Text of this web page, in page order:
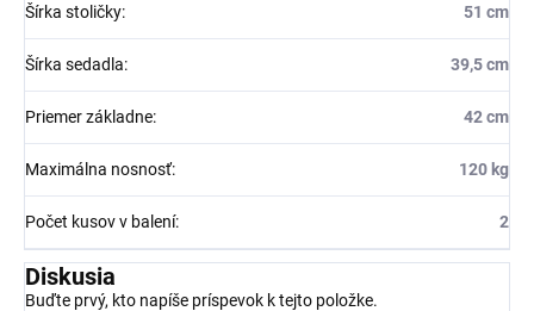
Šírka stoličky: 51 cm
Šírka sedadla: 39,5 cm
Priemer základne: 42 cm
Maximálna nosnosť: 120 kg
Počet kusov v balení: 2
Diskusia
Buďte prvý, kto napíše príspevok k tejto položke.